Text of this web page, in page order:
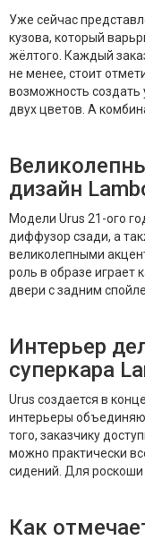
Уже сейчас
кузова, который
жёлтого. Каждый
не менее, стоит
возможность создать
двух цветов. А
дизайн
Модели Urus 21-ого
диффузор сзади, а
великолепными
роль в образе играет
двери с задним
Интерьер
суперкара
Urus создается в
интерьеры
того, заказчику
можно практически
сидений. Для
Как